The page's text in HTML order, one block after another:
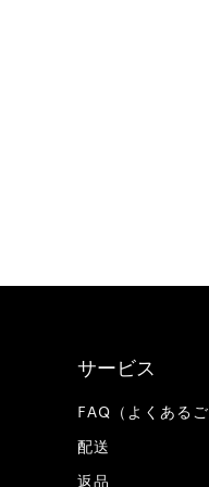
サービス
FAQ（よくある
配送
返品